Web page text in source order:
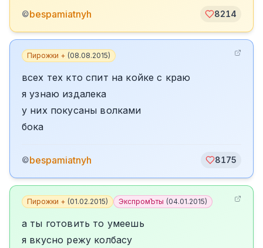
©bespamiatnyh 8214
Пирожки + (08.08.2015)
всех тех кто спит на койке с краю
я узнаю издалека
у них покусаны волками
бока
©bespamiatnyh 8175
Пирожки + (01.02.2015) ЭкспромЪты (04.01.2015)
а ты готовить то умеешь
я вкусно режу колбасу